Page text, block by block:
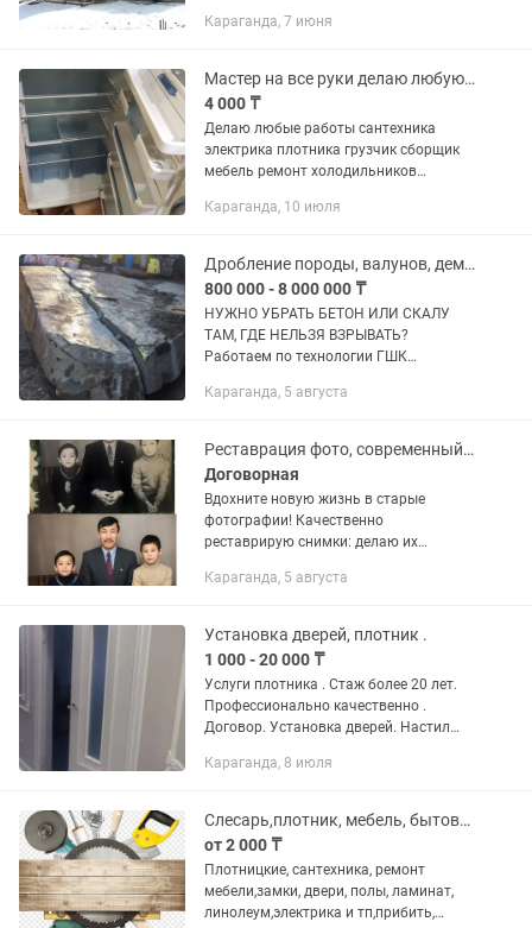
•Надежные бетонные работы •Сварка
плотников...
Караганда, 7 июня
Мастер на все руки делаю любую работу
4 000 ₸
Делаю любые работы сантехника
электрика плотника грузчик сборщик
мебель ремонт холодильников
работы делаю вы только говарите я
Караганда, 10 июля
Дробление породы, валунов, демонтаж бетона, снос зданий без взрыва.
800 000 - 8 000 000 ₸
НУЖНО УБРАТЬ БЕТОН ИЛИ СКАЛУ
ТАМ, ГДЕ НЕЛЬЗЯ ВЗРЫВАТЬ?
Работаем по технологии ГШК
). Это идеальное решение для плотной
выбирают...
Караганда, 5 августа
Реставрация фото, современный метод
Договорная
Вдохните новую жизнь в старые
фотографии! Качественно
реставрирую снимки: делаю их
царапины и заломы, восстанавливаю
нужно никуда ехать...
Караганда, 5 августа
Установка дверей, плотник .
1 000 - 20 000 ₸
Услуги плотника . Стаж более 20 лет.
Профессионально качественно .
Договор. Установка дверей. Настил
диагонали) , настил USB , настил USB на
Караганда, 8 июля
Слесарь,плотник, мебель, бытовые услуги
от 2 000 ₸
Плотницкие, сантехника, ремонт
мебели,замки, двери, полы, ламинат,
линолеум,электрика и тп,прибить,